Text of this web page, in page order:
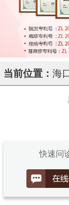
当前位置： 海
快速问